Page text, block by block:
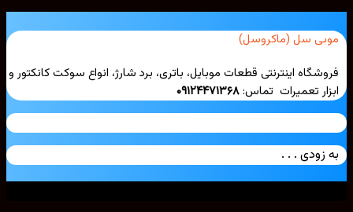
سل (ماکروسل)
اینترنتی قطعات موبایل، باتری، برد شارژ، انواع سوکت کانکتور و
تعمیرات تماس:۰۹۱۲۴۴۷۱۳۶۸
زودی . . .